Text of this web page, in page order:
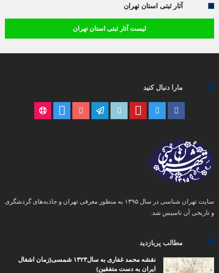
آثار ثبتی استان تهران
لیست آثار ثبتی استان تهران
مارا دنبال کنید
سایت تهران شناسی در سال ۱۳۹۵ به منظور معرفی تهران و جاذبه‌های گردشگری
و تاریخی آن تاسیس شد.
مطالب پربازدید
نقشه محمد غفاری به سال۱۳۲۳ شمسی(زمان اشغال
ایران به دست متفقین)